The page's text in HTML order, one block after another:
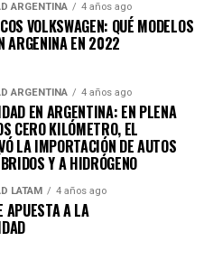
ARGENTINA 4 años ago
VOLKSWAGEN: QUÉ MODELOS
ARGENINA EN 2022
ARGENTINA 4 años ago
EN ARGENTINA: EN PLENA
CERO KILÓMETRO, EL
LA IMPORTACIÓN DE AUTOS
Y A HIDRÓGENO
LATAM 4 años ago
APUESTA A LA